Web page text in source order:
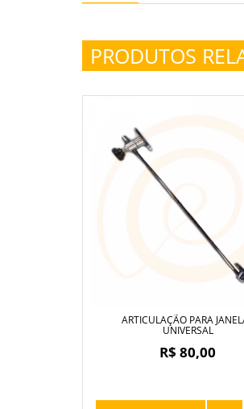
PRODUTOS
ARTICULAÇÃO PARA
UNIVERSAL
R$ 80,00